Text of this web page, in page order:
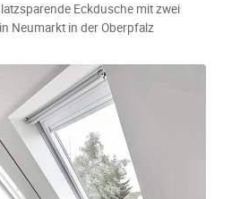
Eckdusche mit zwei
Neumarkt in der Oberpfalz